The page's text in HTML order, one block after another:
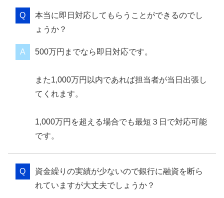
本当に即日対応してもらうことができるのでし
ょうか？
500万円までなら即日対応です。
また1,000万円以内であれば担当者が当日出張し
てくれます。
1,000万円を超える場合でも最短３日で対応可能
です。
資金繰りの実績が少ないので銀行に融資を断ら
れていますが大丈夫でしょうか？